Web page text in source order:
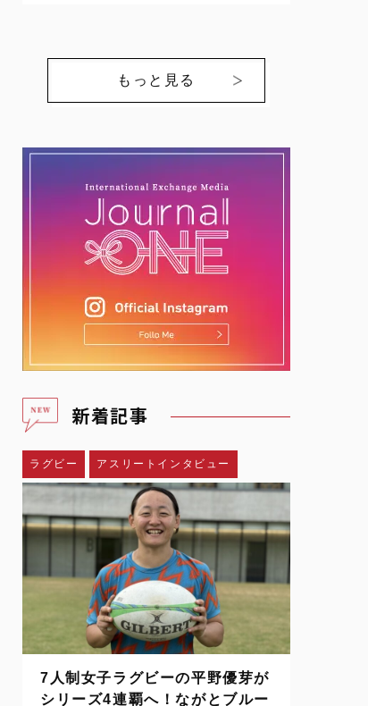
もっと見る
新着記事
ラグビー アスリートインタビュー
7人制女子ラグビーの平野優芽が
シリーズ4連覇へ！ながとブルー